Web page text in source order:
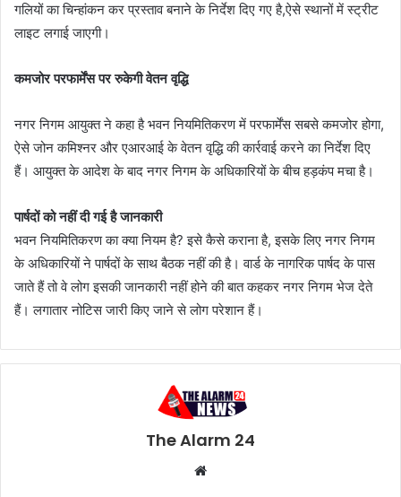
गलियों का चिन्हांकन कर प्रस्ताव बनाने के निर्देश दिए गए है,ऐसे स्थानों में स्ट्रीट
लाइट लगाई जाएगी।
कमजोर परफार्मेंस पर रुकेगी वेतन वृद्धि
नगर निगम आयुक्त ने कहा है भवन नियमितिकरण में परफार्मेंस सबसे कमजोर होगा,
ऐसे जोन कमिश्नर और एआरआई के वेतन वृद्धि की कार्रवाई करने का निर्देश दिए
हैं। आयुक्त के आदेश के बाद नगर निगम के अधिकारियों के बीच हड़कंप मचा है।
पार्षदों को नहीं दी गई है जानकारी
भवन नियमितिकरण का क्या नियम है? इसे कैसे कराना है, इसके लिए नगर निगम
के अधिकारियों ने पार्षदों के साथ बैठक नहीं की है। वार्ड के नागरिक पार्षद के पास
जाते हैं तो वे लोग इसकी जानकारी नहीं होने की बात कहकर नगर निगम भेज देते
हैं। लगातार नोटिस जारी किए जाने से लोग परेशान हैं।
The Alarm 24
Website